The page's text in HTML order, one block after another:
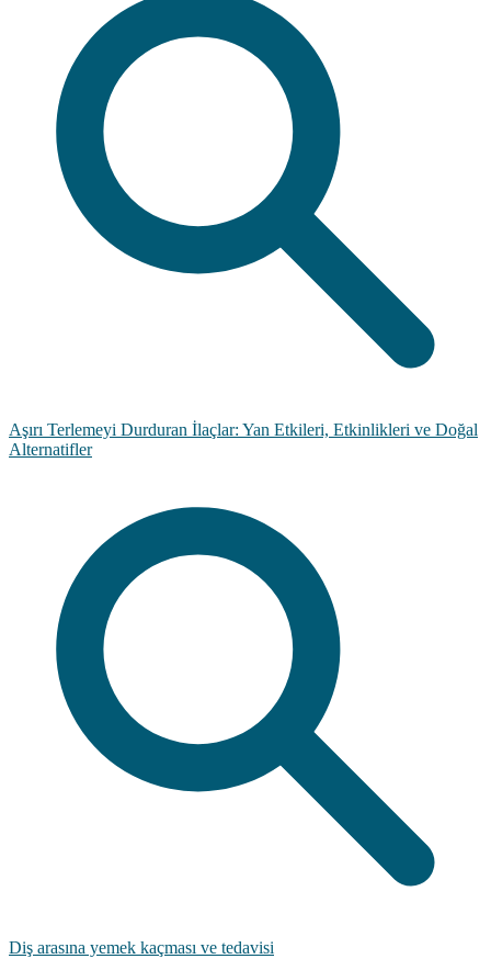
Aşırı Terlemeyi Durduran İlaçlar: Yan Etkileri, Etkinlikleri ve Doğal
Alternatifler
Diş arasına yemek kaçması ve tedavisi